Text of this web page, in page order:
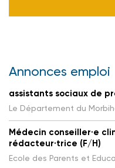
Annonces emploi
assistants sociaux de
Le Département du
Médecin conseiller·e
rédacteur·trice (F/H)
Ecole des Parents et